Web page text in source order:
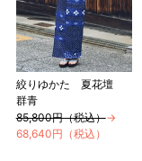
絞りゆかた 夏花壇
群青
85,800円（税込）→
68,640円（税込）